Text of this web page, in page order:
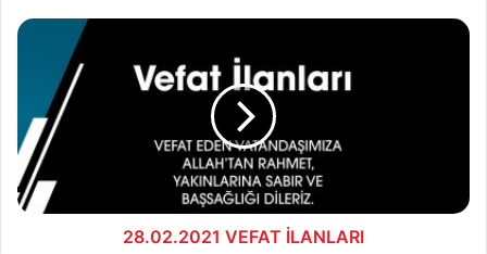
28.02.2021
İLANLARI
28.02.2021 VEFAT İLANLARI